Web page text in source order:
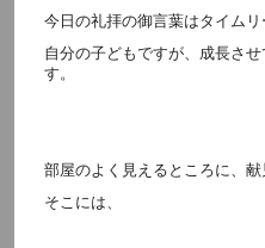
今日の礼拝の御言葉はタイムリ
自分の子どもですが、成長さ
す。
部屋のよく見えるところに、献
そこには、